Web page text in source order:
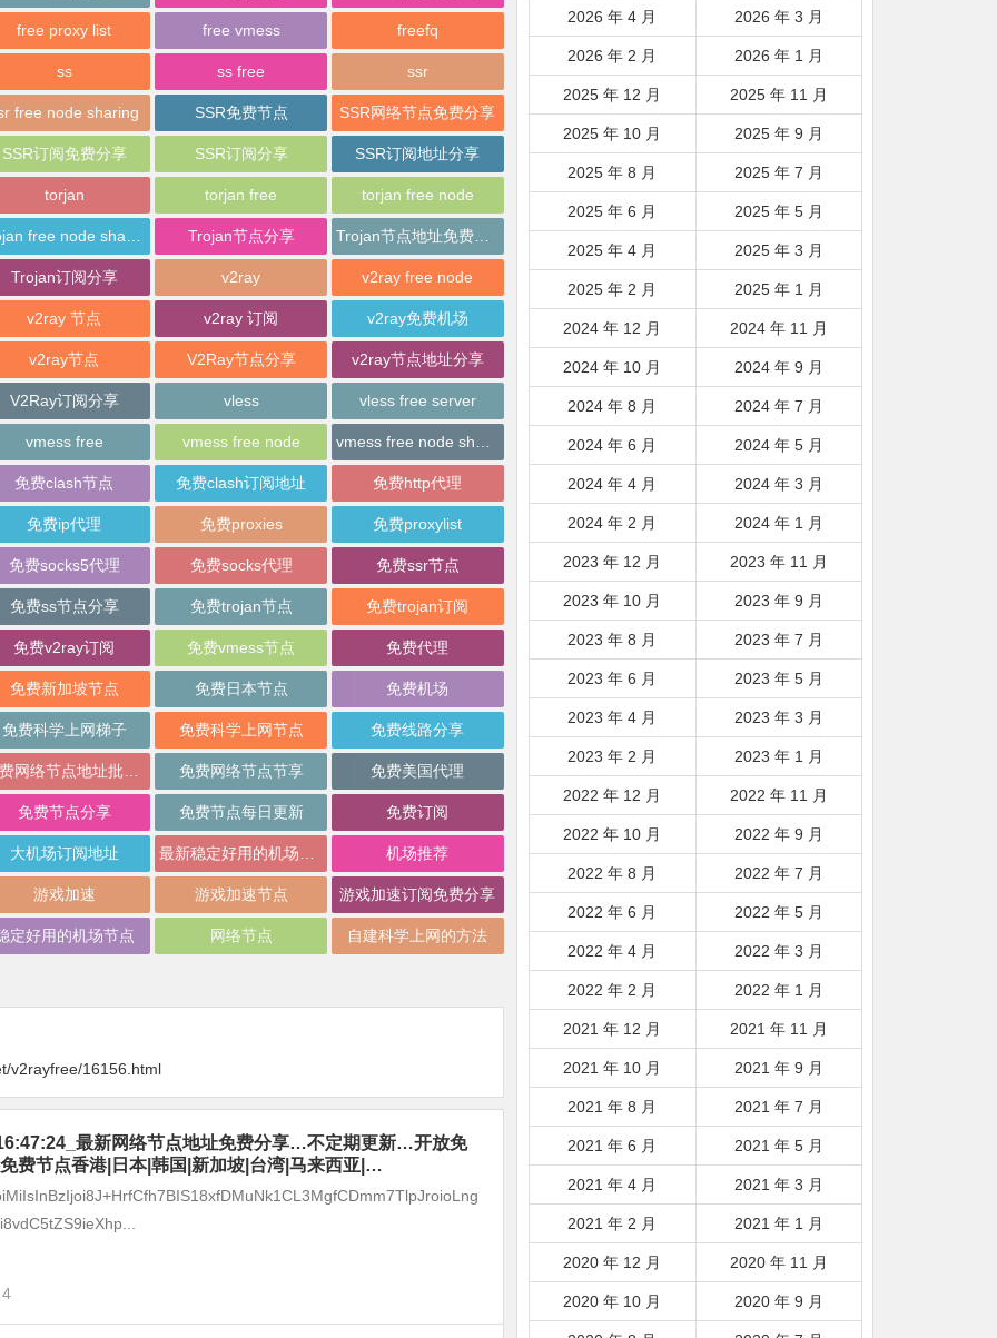
free proxy list free vmess freefq
ss ss free ssr
free node sharing SSR免费节点 SSR网络节点免费分享
SSR订阅免费分享 SSR订阅分享 SSR订阅地址分享
torjan torjan free torjan free node
Trojan节点分享
Trojan订阅分享 v2ray v2ray free node
v2ray 节点 v2ray 订阅 v2ray免费机场
v2ray节点 V2Ray节点分享 v2ray节点地址分享
V2Ray订阅分享 vless vless free server
vmess free vmess free node
免费clash节点 免费clash订阅地址 免费http代理
免费ip代理 免费proxies 免费proxylist
免费socks5代理 免费socks代理 免费ssr节点
免费ss节点分享 免费trojan节点 免费trojan订阅
免费v2ray订阅 免费vmess节点 免费代理
免费新加坡节点 免费日本节点 免费机场
免费科学上网梯子 免费科学上网节点 免费线路分享
免费网络节点地址批量分享 免费网络节点节享 免费美国代理
免费节点分享 免费节点每日更新 免费订阅
大机场订阅地址 机场推荐
游戏加速 游戏加速节点 游戏加速订阅免费分享
定好用的机场节点 网络节点 自建科学上网的方法
v2rayfree/16156.html
最新网络节点地址免费分享…不定期更新…开放免
费节点香港|日本|韩国|新加坡|台湾|马来西亚|…
4
2026 年 4 月 2026 年 3 月
2026 年 2 月 2026 年 1 月
2025 年 12 月 2025 年 11 月
2025 年 10 月 2025 年 9 月
2025 年 8 月 2025 年 7 月
2025 年 6 月 2025 年 5 月
2025 年 4 月 2025 年 3 月
2025 年 2 月 2025 年 1 月
2024 年 12 月 2024 年 11 月
2024 年 10 月 2024 年 9 月
2024 年 8 月 2024 年 7 月
2024 年 6 月 2024 年 5 月
2024 年 4 月 2024 年 3 月
2024 年 2 月 2024 年 1 月
2023 年 12 月 2023 年 11 月
2023 年 10 月 2023 年 9 月
2023 年 8 月 2023 年 7 月
2023 年 6 月 2023 年 5 月
2023 年 4 月 2023 年 3 月
2023 年 2 月 2023 年 1 月
2022 年 12 月 2022 年 11 月
2022 年 10 月 2022 年 9 月
2022 年 8 月 2022 年 7 月
2022 年 6 月 2022 年 5 月
2022 年 4 月 2022 年 3 月
2022 年 2 月 2022 年 1 月
2021 年 12 月 2021 年 11 月
2021 年 10 月 2021 年 9 月
2021 年 8 月 2021 年 7 月
2021 年 6 月 2021 年 5 月
2021 年 4 月 2021 年 3 月
2021 年 2 月 2021 年 1 月
2020 年 12 月 2020 年 11 月
2020 年 10 月 2020 年 9 月